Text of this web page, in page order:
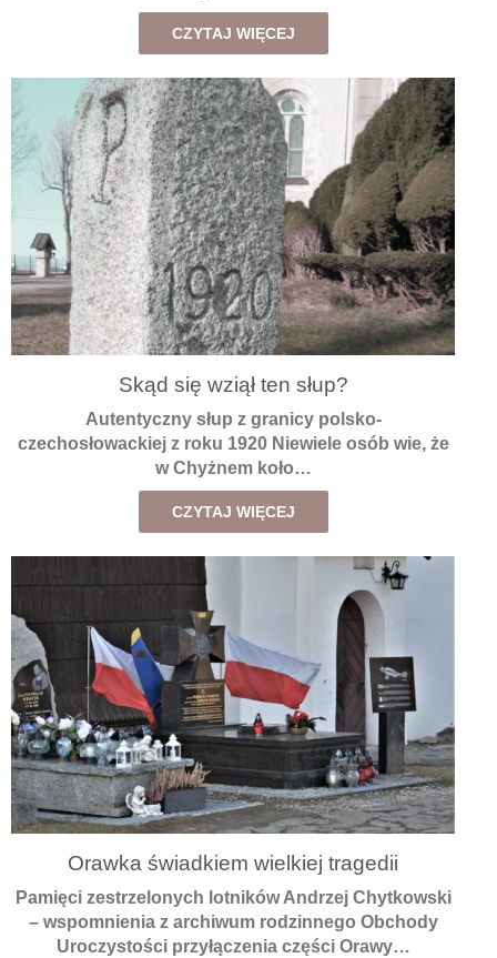
CZYTAJ WIĘCEJ
Skąd się wziął ten słup?
Autentyczny słup z granicy polsko-
czechosłowackiej z roku 1920 Niewiele osób wie, że
w Chyżnem koło…
CZYTAJ WIĘCEJ
Orawka świadkiem wielkiej tragedii
Pamięci zestrzelonych lotników Andrzej Chytkowski
– wspomnienia z archiwum rodzinnego Obchody
Uroczystości przyłączenia części Orawy…